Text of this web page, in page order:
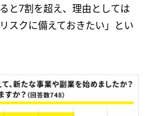
と7割を超え、理由としては
スクに備えておきたい」とい